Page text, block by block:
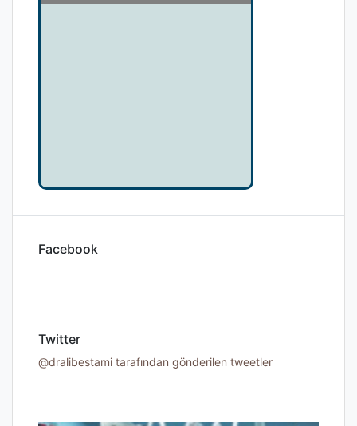
Facebook
Twitter
@dralibestami tarafından gönderilen tweetler